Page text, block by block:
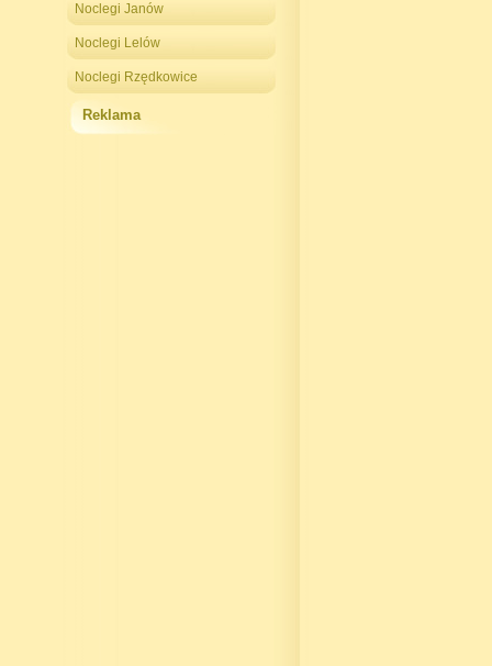
Noclegi Janów
Noclegi Lelów
Noclegi Rzędkowice
Reklama